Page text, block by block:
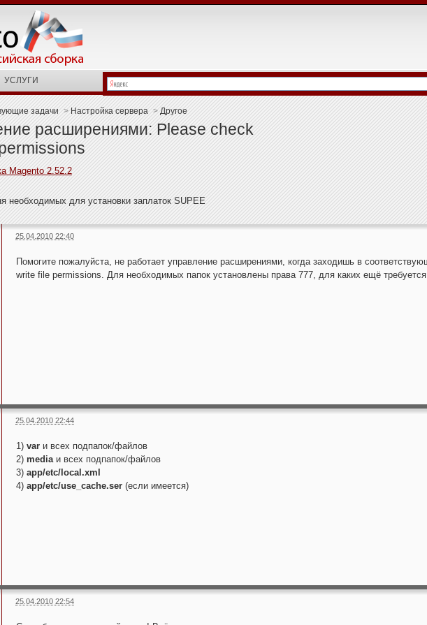
УСЛУГИ
задачи > Настройка сервера > Другое
расширениями: Please check
Magento 2.52.2
необходимых для установки заплаток SUPEE
25.04.2010 22:40
Помогите пожалуйста, не работает управление расширениями, когда заходишь в
write file permissions. Для необходимых папок установлены права 777, для каких ещё
25.04.2010 22:44
1) var и всех подпапок/файлов
2) mediaи всех подпапок/файлов
3) app/etc/local.xml
4) app/etc/use_cache.ser (если имеется)
25.04.2010 22:54